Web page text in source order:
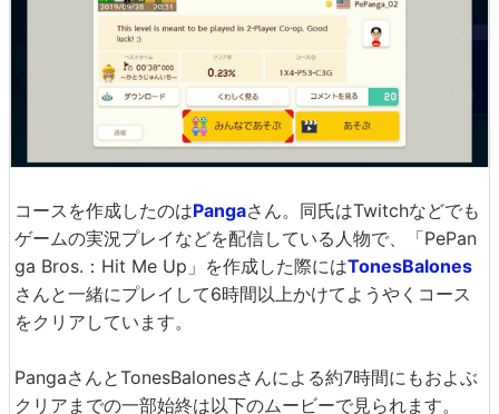
コースを作成したのはPangaさん。同氏はTwitchなどでも
ゲームの実況プレイなどを配信している人物で、「PePan
ga Bros.：Hit Me Up」を作成した際にはTonesBalones
さんと一緒にプレイして6時間以上かけてようやくコース
をクリアしています。
PangaさんとTonesBalonesさんによる約7時間にもおよぶ
クリアまでの一部始終は以下のムービーで見られます。